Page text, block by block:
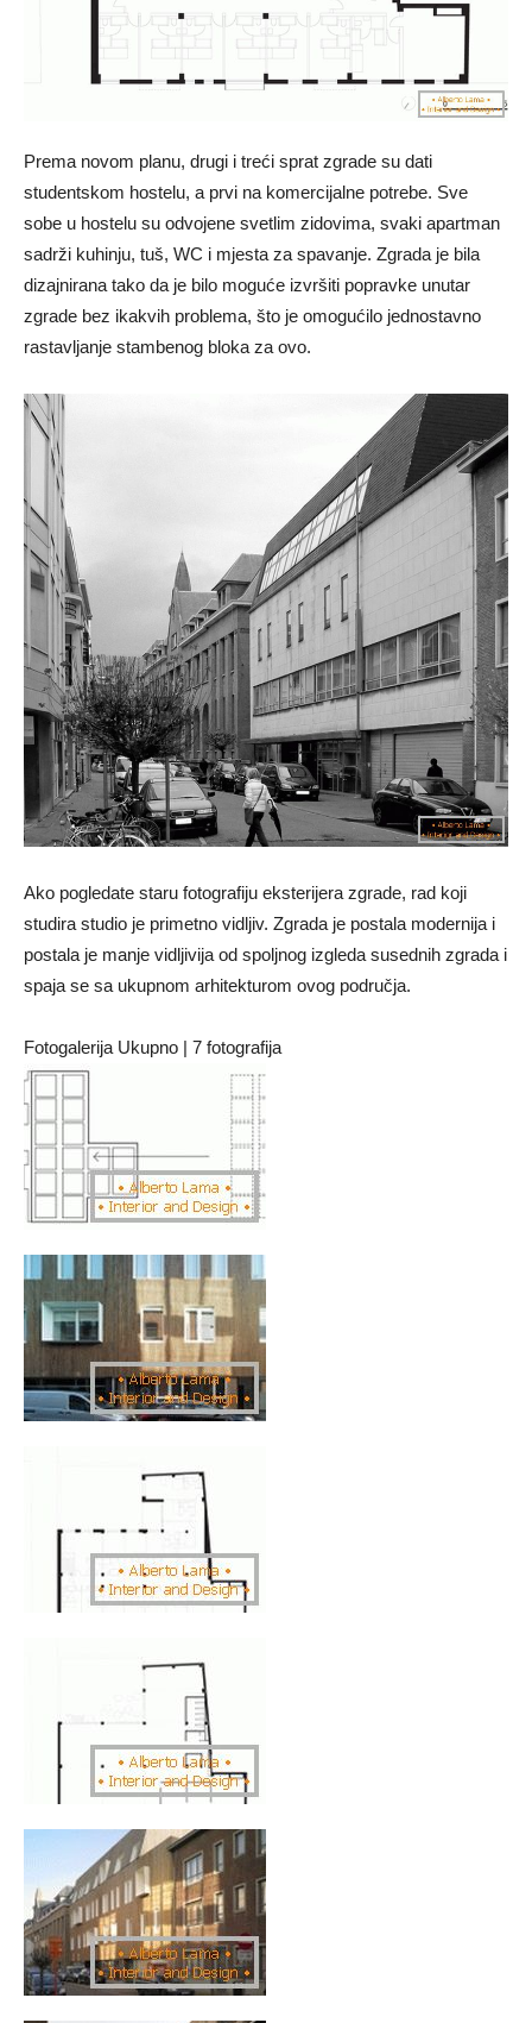
Prema novom planu, drugi i treći sprat zgrade su dati
studentskom hostelu, a prvi na komercijalne potrebe. Sve
sobe u hostelu su odvojene svetlim zidovima, svaki apartman
sadrži kuhinju, tuš, WC i mjesta za spavanje. Zgrada je bila
dizajnirana tako da je bilo moguće izvršiti popravke unutar
zgrade bez ikakvih problema, što je omogućilo jednostavno
rastavljanje stambenog bloka za ovo.
Ako pogledate staru fotografiju eksterijera zgrade, rad koji
studira studio je primetno vidljiv. Zgrada je postala modernija i
postala je manje vidljivija od spoljnog izgleda susednih zgrada i
spaja se sa ukupnom arhitekturom ovog područja.
Fotogalerija Ukupno | 7 fotografija